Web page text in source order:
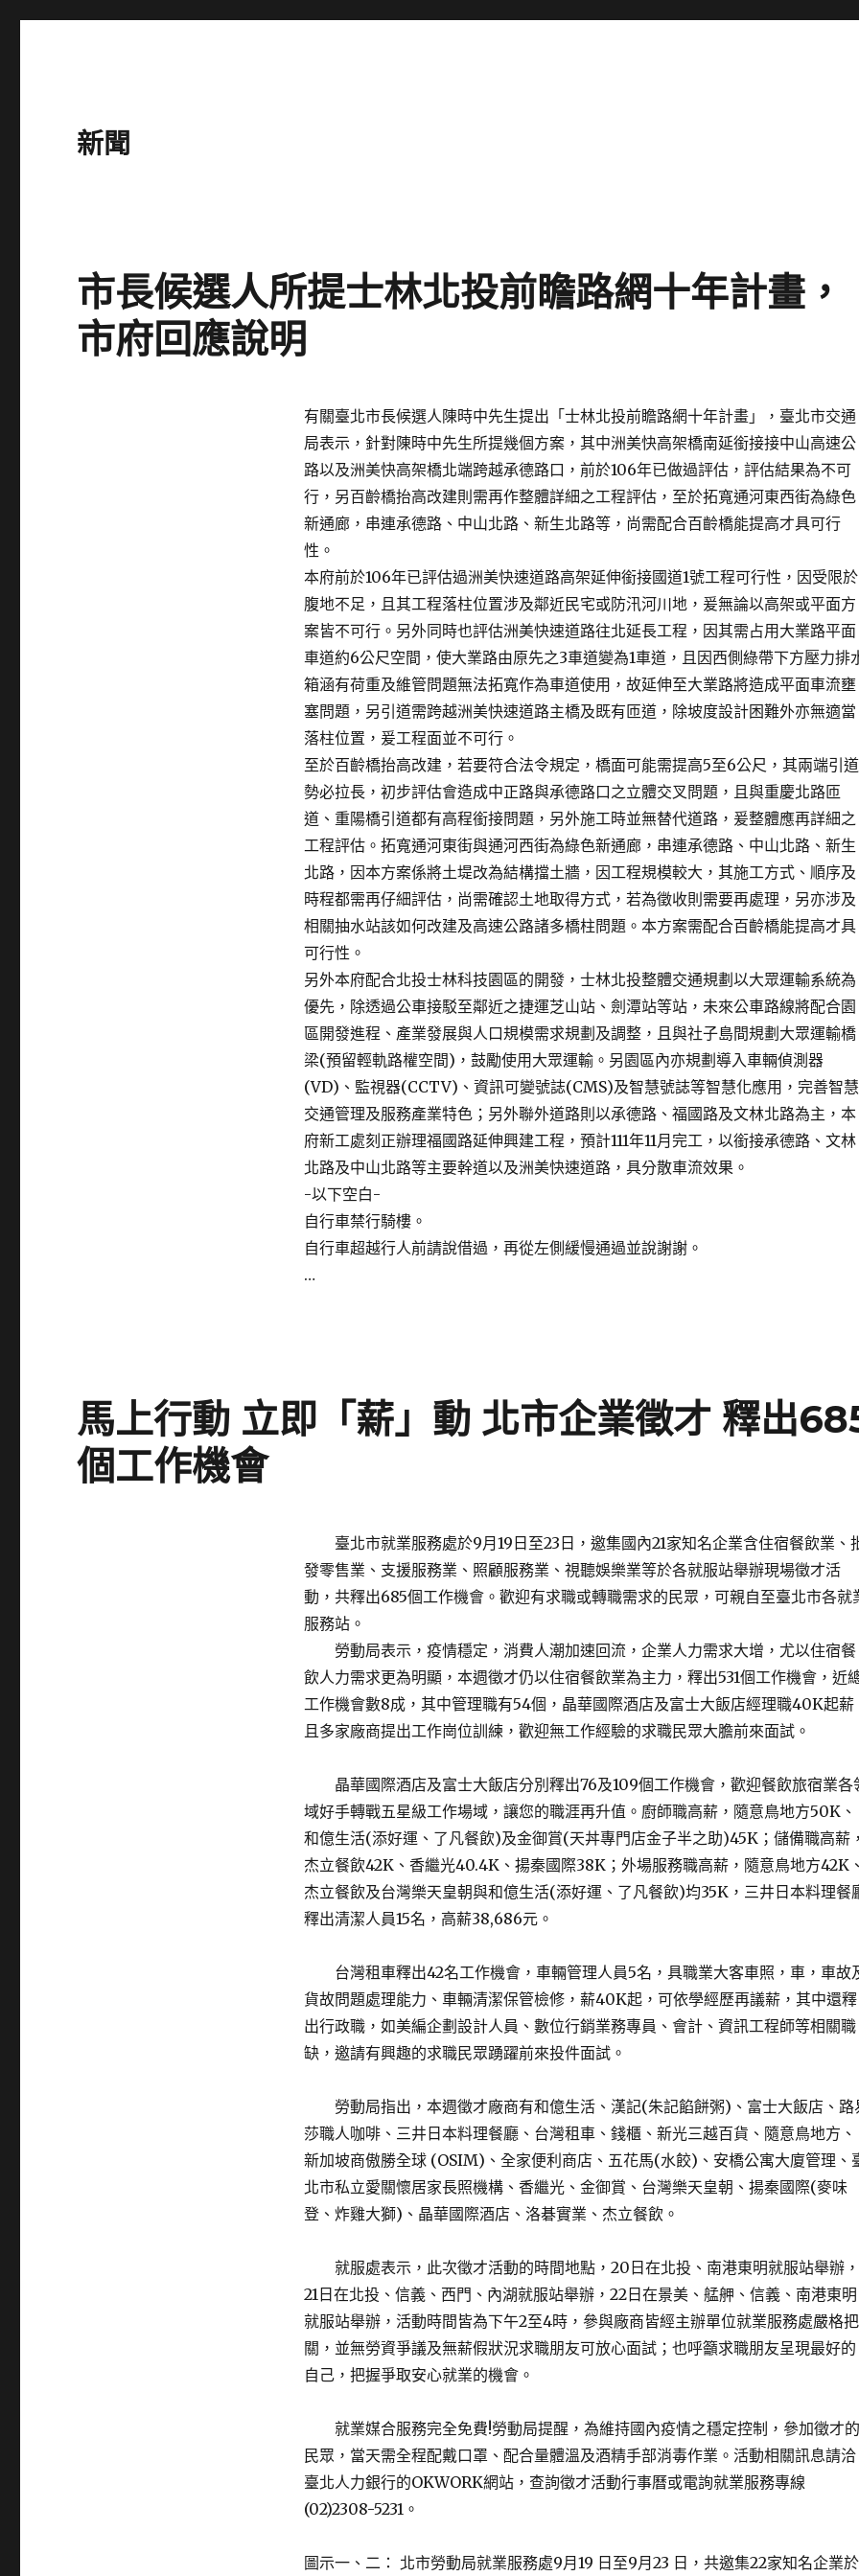
新聞
市長候選人所提士林北投前瞻路網十年計畫，
市府回應說明
有關臺北市長候選人陳時中先生提出「士林北投前瞻路網十年計畫」，臺北市交通
局表示，針對陳時中先生所提幾個方案，其中洲美快高架橋南延銜接接中山高速公
路以及洲美快高架橋北端跨越承德路口，前於106年已做過評估，評估結果為不可
行，另百齡橋抬高改建則需再作整體詳細之工程評估，至於拓寬通河東西街為綠色
新通廊，串連承德路、中山北路、新生北路等，尚需配合百齡橋能提高才具可行
性。
本府前於106年已評估過洲美快速道路高架延伸銜接國道1號工程可行性，因受限於
腹地不足，且其工程落柱位置涉及鄰近民宅或防汛河川地，爰無論以高架或平面方
案皆不可行。另外同時也評估洲美快速道路往北延長工程，因其需占用大業路平面
車道約6公尺空間，使大業路由原先之3車道變為1車道，且因西側綠帶下方壓力排
箱涵有荷重及維管問題無法拓寬作為車道使用，故延伸至大業路將造成平面車流壅
塞問題，另引道需跨越洲美快速道路主橋及既有匝道，除坡度設計困難外亦無適當
落柱位置，爰工程面並不可行。
至於百齡橋抬高改建，若要符合法令規定，橋面可能需提高5至6公尺，其兩端引道
勢必拉長，初步評估會造成中正路與承德路口之立體交叉問題，且與重慶北路匝
道、重陽橋引道都有高程銜接問題，另外施工時並無替代道路，爰整體應再詳細之
工程評估。拓寬通河東街與通河西街為綠色新通廊，串連承德路、中山北路、新生
北路，因本方案係將土堤改為結構擋土牆，因工程規模較大，其施工方式、順序及
時程都需再仔細評估，尚需確認土地取得方式，若為徵收則需要再處理，另亦涉及
相關抽水站該如何改建及高速公路諸多橋柱問題。本方案需配合百齡橋能提高才具
可行性。
另外本府配合北投士林科技園區的開發，士林北投整體交通規劃以大眾運輸系統為
優先，除透過公車接駁至鄰近之捷運芝山站、劍潭站等站，未來公車路線將配合園
區開發進程、產業發展與人口規模需求規劃及調整，且與社子島間規劃大眾運輸橋
梁(預留輕軌路權空間)，鼓勵使用大眾運輸。另園區內亦規劃導入車輛偵測器
(VD)、監視器(CCTV)、資訊可變號誌(CMS)及智慧號誌等智慧化應用，完善智慧
交通管理及服務產業特色；另外聯外道路則以承德路、福國路及文林北路為主，本
府新工處刻正辦理福國路延伸興建工程，預計111年11月完工，以銜接承德路、文林
北路及中山北路等主要幹道以及洲美快速道路，具分散車流效果。
-以下空白-
自行車禁行騎樓。
自行車超越行人前請說借過，再從左側緩慢通過並說謝謝。
…
馬上行動 立即「薪」動 北市企業徵才 釋出
個工作機會
臺北市就業服務處於9月19日至23日，邀集國內21家知名企業含住宿餐飲業、
發零售業、支援服務業、照顧服務業、視聽娛樂業等於各就服站舉辦現場徵才活
動，共釋出685個工作機會。歡迎有求職或轉職需求的民眾，可親自至臺北市各就
服務站。
勞動局表示，疫情穩定，消費人潮加速回流，企業人力需求大增，尤以住宿餐
飲人力需求更為明顯，本週徵才仍以住宿餐飲業為主力，釋出531個工作機會，近
工作機會數8成，其中管理職有54個，晶華國際酒店及富士大飯店經理職40K起薪
且多家廠商提出工作崗位訓練，歡迎無工作經驗的求職民眾大膽前來面試。
晶華國際酒店及富士大飯店分別釋出76及109個工作機會，歡迎餐飲旅宿業各
域好手轉戰五星級工作場域，讓您的職涯再升值。廚師職高薪，隨意鳥地方50K、
和億生活(添好運、了凡餐飲)及金御賞(天丼專門店金子半之助)45K；儲備職高薪，
杰立餐飲42K、香繼光40.4K、揚秦國際38K；外場服務職高薪，隨意鳥地方42K、
杰立餐飲及台灣樂天皇朝與和億生活(添好運、了凡餐飲)均35K，三井日本料理餐
釋出清潔人員15名，高薪38,686元。
台灣租車釋出42名工作機會，車輛管理人員5名，具職業大客車照，車，車故
貨故問題處理能力、車輛清潔保管檢修，薪40K起，可依學經歷再議薪，其中還釋
出行政職，如美編企劃設計人員、數位行銷業務專員、會計、資訊工程師等相關職
缺，邀請有興趣的求職民眾踴躍前來投件面試。
勞動局指出，本週徵才廠商有和億生活、漢記(朱記餡餅粥)、富士大飯店、路
莎職人咖啡、三井日本料理餐廳、台灣租車、錢櫃、新光三越百貨、隨意鳥地方、
新加坡商傲勝全球 (OSIM)、全家便利商店、五花馬(水餃)、安橋公寓大廈管理、
北市私立愛關懷居家長照機構、香繼光、金御賞、台灣樂天皇朝、揚秦國際(麥味
登、炸雞大獅)、晶華國際酒店、洛碁實業、杰立餐飲。
就服處表示，此次徵才活動的時間地點，20日在北投、南港東明就服站舉辦，
21日在北投、信義、西門、內湖就服站舉辦，22日在景美、艋舺、信義、南港東明
就服站舉辦，活動時間皆為下午2至4時，參與廠商皆經主辦單位就業服務處嚴格把
關，並無勞資爭議及無薪假狀況求職朋友可放心面試；也呼籲求職朋友呈現最好的
自己，把握爭取安心就業的機會。
就業媒合服務完全免費!勞動局提醒，為維持國內疫情之穩定控制，參加徵才的
民眾，當天需全程配戴口罩、配合量體溫及酒精手部消毒作業。活動相關訊息請洽
臺北人力銀行的OKWORK網站，查詢徵才活動行事曆或電詢就業服務專線
(02)2308-5231。
圖示一、二： 北市勞動局就業服務處9月19 日至9月23 日，共邀集22家知名企業於